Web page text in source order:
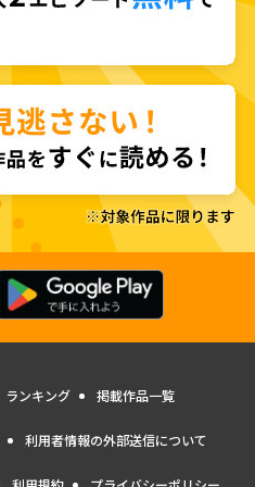
ランキング 掲載作品一覧
利用者情報の外部送信について